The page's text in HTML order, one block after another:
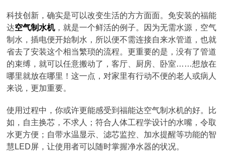
科技创新，确实是可以改变生活的方方面面。免安装的福能
达空气制水机，就是一个鲜活的例子。因为无需水源，空气
制水，插电便开始制水，所以便不需连接自来水管道，也就
省去了安装这个相当繁琐的流程。更重要的是，没有了管道
的束缚，就可以任意搬动了，客厅、厨房、卧室……想放在
哪里就放在哪里！这一点，对家里有行动不便的老人或病人
来说，更加重要。
使用过程中，你或许更能感受到福能达空气制水机的好。比
如，自主换芯，不求人；符合人体工程学设计的水嘴，令取
水更方便；自带水温显示、滤芯监控、加水提醒等功能的智
慧LED屏，让使用者可以随时掌握净水器的状况。